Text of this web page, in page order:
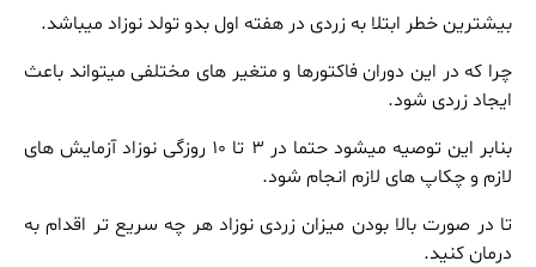
بیشترین خطر ابتلا به زردی در هفته اول بدو تولد نوزاد میباشد.
چرا که در این دوران فاکتورها و متغیر های مختلفی میتواند باعث
ایجاد زردی شود.
بنابر این توصیه میشود حتما در 3 تا 10 روزگی نوزاد آزمایش های
لازم و چکاپ های لازم انجام شود.
تا در صورت بالا بودن میزان زردی نوزاد هر چه سریع تر اقدام به
درمان کنید.